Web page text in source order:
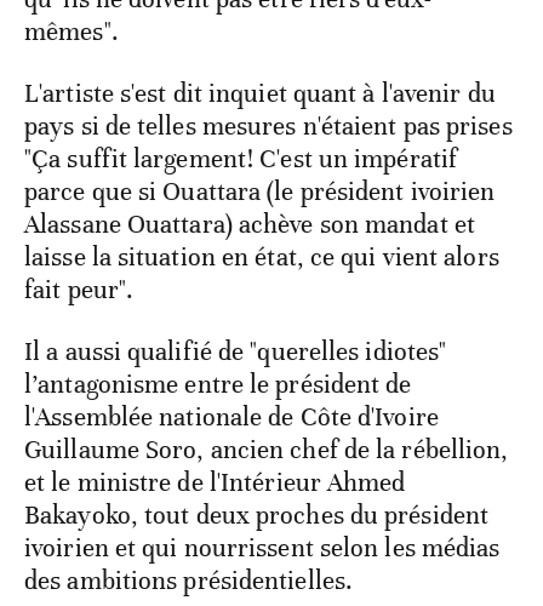
mêmes".
L'artiste s'est dit inquiet quant à l'avenir du
pays si de telles mesures n'étaient pas prises
"Ça suffit largement! C'est un impératif
parce que si Ouattara (le président ivoirien
Alassane Ouattara) achève son mandat et
laisse la situation en état, ce qui vient alors
fait peur".
Il a aussi qualifié de "querelles idiotes"
l’antagonisme entre le président de
l'Assemblée nationale de Côte d'Ivoire
Guillaume Soro, ancien chef de la rébellion,
et le ministre de l'Intérieur Ahmed
Bakayoko, tout deux proches du président
ivoirien et qui nourrissent selon les médias
des ambitions présidentielles.